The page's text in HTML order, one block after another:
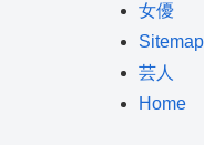
女優
Sitemap
芸人
Home